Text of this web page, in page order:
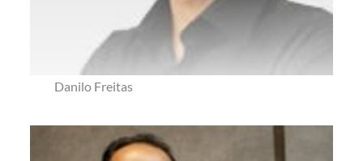
Danilo Freitas